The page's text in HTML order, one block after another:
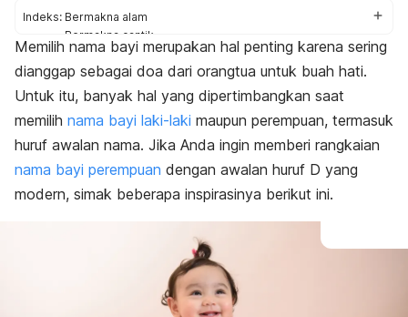
Indeks: Bermakna alam
Bermakna cantik
Bermakna cinta
Bermakna agamis
Bermakna kebahagiaan
Bermakna sifat baik
Bermakna lainnya
Alasan
Memilih nama bayi merupakan hal penting karena sering
dianggap sebagai doa dari orangtua untuk buah hati.
Untuk itu, banyak hal yang dipertimbangkan saat
memilih nama bayi laki-laki maupun perempuan, termasuk
huruf awalan nama. Jika Anda ingin memberi rangkaian
nama bayi perempuan dengan awalan huruf D yang
modern, simak beberapa inspirasinya berikut ini.